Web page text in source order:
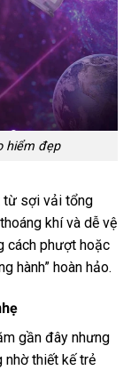
hiểm đẹp
từ sợi vải tổng
khí và dễ vệ
cách phượt hoặc
hành” hoàn hảo.
gần đây nhưng
nhờ thiết kế trẻ